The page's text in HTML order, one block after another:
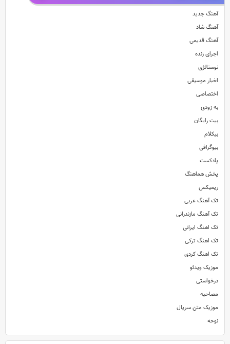
آهنگ جدید
آهنگ شاد
آهنگ قدیمی
اجرای زنده
نوستالژی
اخبار موسیقی
اختصاصی
به زودی
بیت رایگان
بیکلام
بیوگرافی
پادکست
پخش هماهنگ
ریمیکس
تک آهنگ عربی
تک آهنگ مازندرانی
تک اهنگ ایرانی
تک اهنگ ترکی
تک اهنگ کردی
موزیک ویدئو
درخواستی
مصاحبه
موزیک متن سریال
نوحه